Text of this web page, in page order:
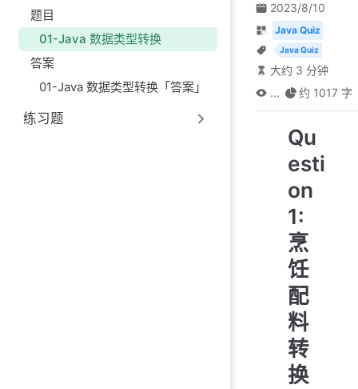
题目
01-Java 数据类型转换
答案
01-Java 数据类型转换「答案」
练习题
2023/8/10
Java Quiz
Java Quiz
大约 3 分钟
...
约 1017 字
Qu
esti
on
1:
烹
饪
配
料
转
换